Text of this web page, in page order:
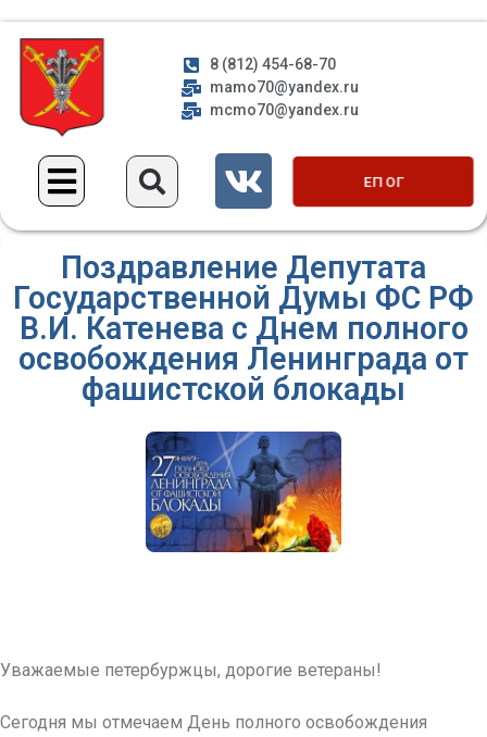
8 (812) 454-68-70
mamo70@yandex.ru
mcmo70@yandex.ru
ЕП ОГ
Поздравление Депутата
Государственной Думы ФС РФ
В.И. Катенева с Днем полного
освобождения Ленинграда от
фашистской блокады
Уважаемые петербуржцы, дорогие ветераны!
Сегодня мы отмечаем День полного освобождения